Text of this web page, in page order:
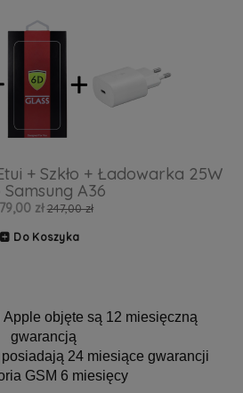
+ Szkło + Ładowarka 25W
Samsung A36
zł 247,00 zł
Do Koszyka
objęte są 12 miesięczną
gwarancją
posiadają 24 miesiące gwarancji
GSM 6 miesięcy